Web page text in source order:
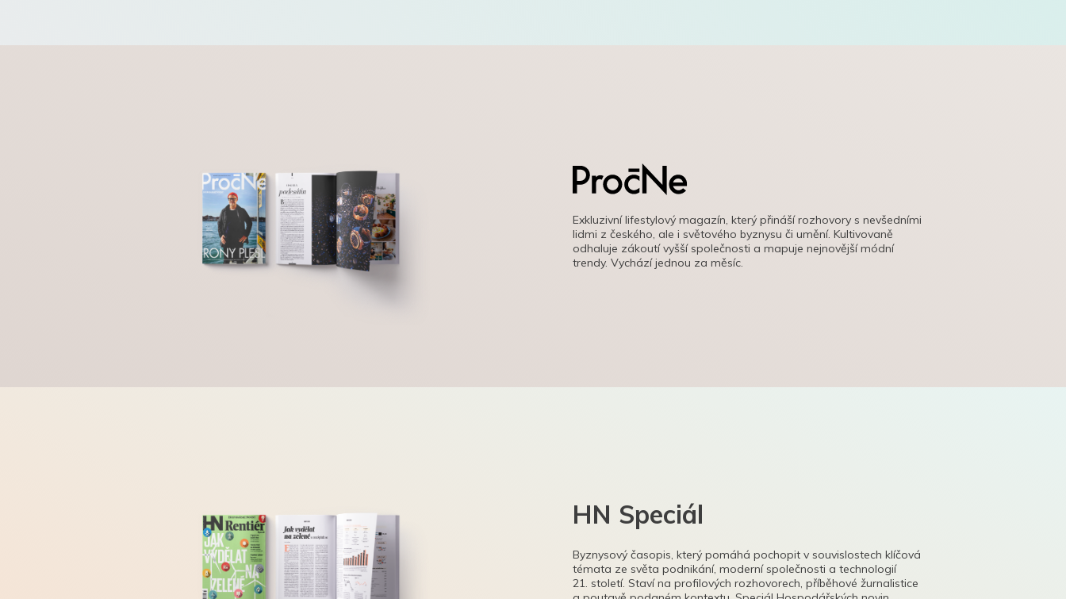
Exkluzivní lifestylový magazín, který přináší rozhovory s nevšedními
lidmi z českého, ale i světového byznysu či umění. Kultivovaně
odhaluje zákoutí vyšší společnosti a mapuje nejnovější módní
trendy. Vychází jednou za měsíc.
HN Speciál
Byznysový časopis, který pomáhá pochopit v souvislostech klíčová
témata ze světa podnikání, moderní společnosti a technologií
21. století. Staví na profilových rozhovorech, příběhové žurnalistice